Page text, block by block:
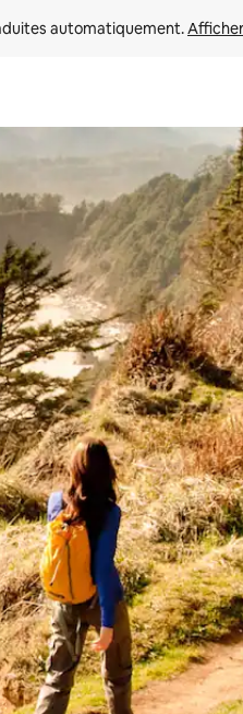
automatiquement.
les parcourir ou en appuyant